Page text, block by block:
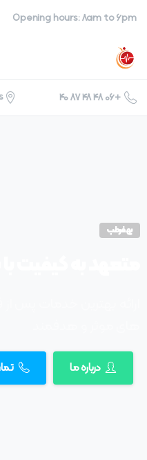
Opening hours: 8am to 6pm
+06 48 48 87 40
بهفرطب
درباره ما